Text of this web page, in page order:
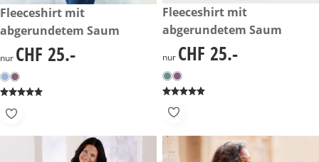
CHF 25.-
Fleeceshirt mit
abgerundetem Saum
CHF 25.-
nur CHF 25.-
CHF 25.-
Fleeceshirt mit
abgerundetem Saum
CHF 25.-
nur CHF 25.-